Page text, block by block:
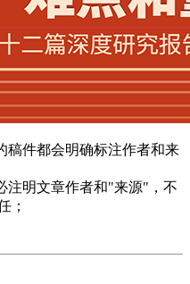
稿件都会明确标注作者和来
注明文章作者和"来源"，不
；